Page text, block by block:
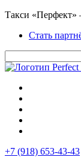
Такси «Перфект»
Стать
+7 (918) 653-43-43